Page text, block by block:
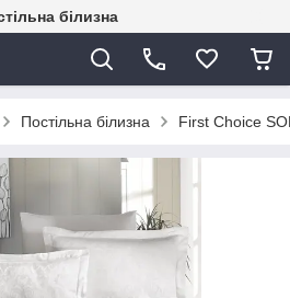
білизна
Постільна білизна First Choice